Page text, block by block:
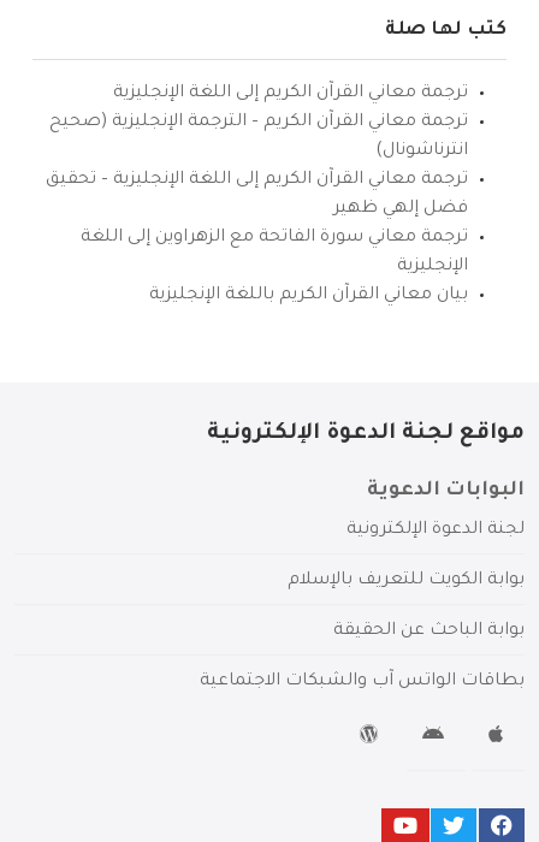
كتب لها صلة
ترجمة معاني القرآن الكريم إلى اللغة الإنجليزية
ترجمة معاني القرآن الكريم – الترجمة الإنجليزية (صحيح
انترناشونال)
ترجمة معاني القرآن الكريم إلى اللغة الإنجليزية – تحقيق
فضل إلهي ظهير
ترجمة معاني سورة الفاتحة مع الزهراوين إلى اللغة
الإنجليزية
بيان معاني القرآن الكريم باللغة الإنجليزية
مواقع لجنة الدعوة الإلكترونية
البوابات الدعوية
لجنة الدعوة الإلكترونية
بوابة الكويت للتعريف بالإسلام
بوابة الباحث عن الحقيقة
بطاقات الواتس آب والشبكات الاجتماعية